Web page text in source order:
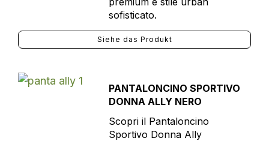
sofisticato.
Siehe das Produkt
PANTALONCINO SPORTIVO
DONNA ALLY NERO
Scopri il Pantaloncino
Sportivo Donna Ally